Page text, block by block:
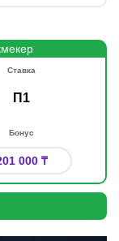
Ставка
П1
Бонус
000 ₸